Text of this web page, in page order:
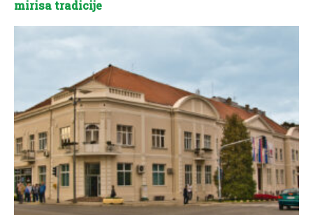
mirisa tradicije